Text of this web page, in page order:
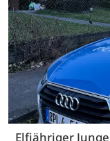
Elfjähriger